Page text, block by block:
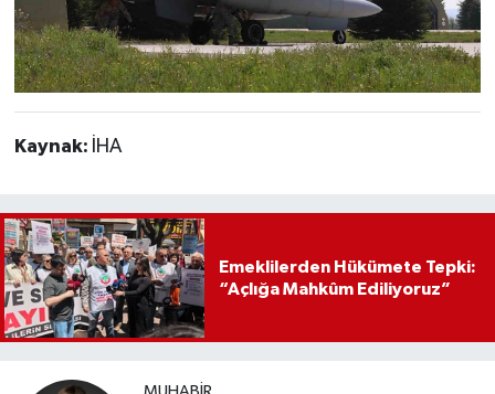
Kaynak: İHA
Emeklilerden Hükümete Tepki:
“Açlığa Mahkûm Ediliyoruz”